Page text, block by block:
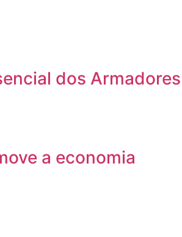
dos Armadores
a economia